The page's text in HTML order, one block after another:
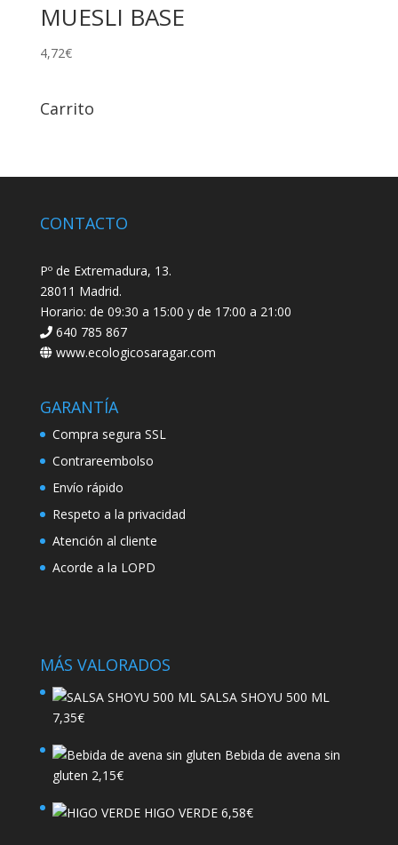
MUESLI BASE
4,72€
Carrito
CONTACTO
Pº de Extremadura, 13.
28011 Madrid.
Horario: de 09:30 a 15:00 y de 17:00 a 21:00
640 785 867
www.ecologicosaragar.com
GARANTÍA
Compra segura SSL
Contrareembolso
Envío rápido
Respeto a la privacidad
Atención al cliente
Acorde a la LOPD
MÁS VALORADOS
SALSA SHOYU 500 ML
7,35€
Bebida de avena sin
gluten 2,15€
HIGO VERDE 6,58€